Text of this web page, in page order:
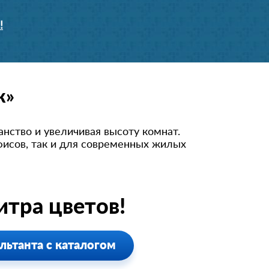
и увеличивая высоту комнат.
так и для современных жилых
цветов!
с каталогом